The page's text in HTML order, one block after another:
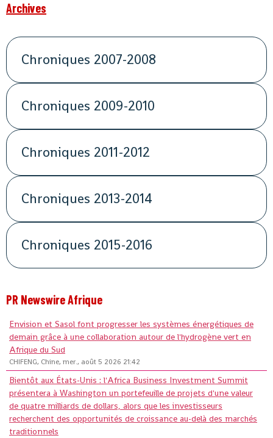
Archives
Chroniques 2007-2008
Chroniques 2009-2010
Chroniques 2011-2012
Chroniques 2013-2014
Chroniques 2015-2016
PR Newswire Afrique
Envision et Sasol font progresser les systèmes énergétiques de
demain grâce à une collaboration autour de l'hydrogène vert en
Afrique du Sud
CHIFENG, Chine, mer., août 5 2026 21:42
Bientôt aux États-Unis : l'Africa Business Investment Summit
présentera à Washington un portefeuille de projets d'une valeur
de quatre milliards de dollars, alors que les investisseurs
recherchent des opportunités de croissance au-delà des marchés
traditionnels